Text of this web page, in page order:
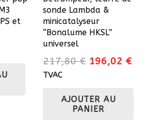
page
produit
et
sonde Lambda &
minicatalyseur
“Bonalume HKSL”
universel
217,80€ Le
était :
217,80 €.
196,02 €Le
TVAC
AJOUTER AU
PANIER